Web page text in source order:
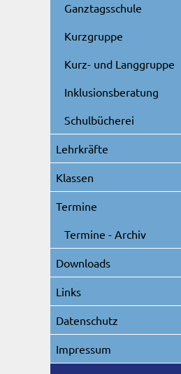
Ganztagsschule
Kurzgruppe
Kurz- und Langgruppe
Inklusionsberatung
Schulbücherei
Lehrkräfte
Klassen
Termine
Termine - Archiv
Downloads
Links
Datenschutz
Impressum